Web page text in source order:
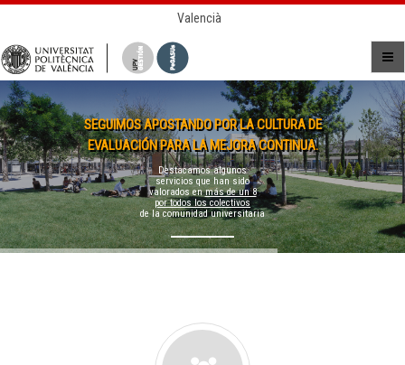
Valencià
SEGUIMOS APOSTANDO POR LA CULTURA DE
EVALUACIÓN PARA LA MEJORA CONTINUA.
Destacamos algunos
servicios que han sido
valorados enmás de un 8
por todos los colectivos
de la comunidad universitaria